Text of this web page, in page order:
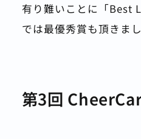
有り難いことに「Best
では最優秀賞も頂きま
第3回